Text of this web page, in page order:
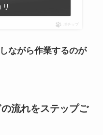
ポチップ
ながら作業するのが
流れをステップご